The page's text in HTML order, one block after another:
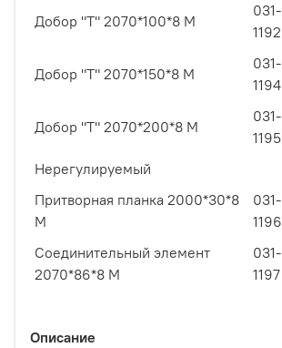
Добор "Т" 2070*100*8 M
031-
1192
Добор "Т" 2070*150*8 М
031-
1194
Добор "Т" 2070*200*8 М
031-
1195
Нерегулируемый
Притворная планка 2000*30*8
М
031-
1196
Соединительный элемент
2070*86*8 М
031-
1197
Описание